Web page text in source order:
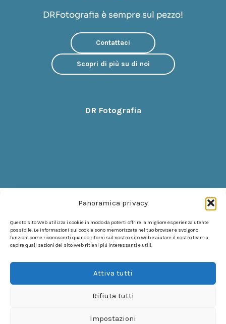
Panoramica privacy
Questo sito Web utilizza i cookie in modo da poterti offrire la migliore esperienza utente
possibile. Le informazioni sui cookie sono memorizzate nel tuo browser e svolgono
funzioni come riconoscerti quando ritorni sul nostro sito Web e aiutare il nostro team a
capire quali sezioni del sito Web ritieni più interessanti e utili.
Attiva tutti
Rifiuta tutti
Impostazioni
DRFotografia è sempre sul pezzo!
Contattaci
Scopri di più su di noi
DR Fotografia